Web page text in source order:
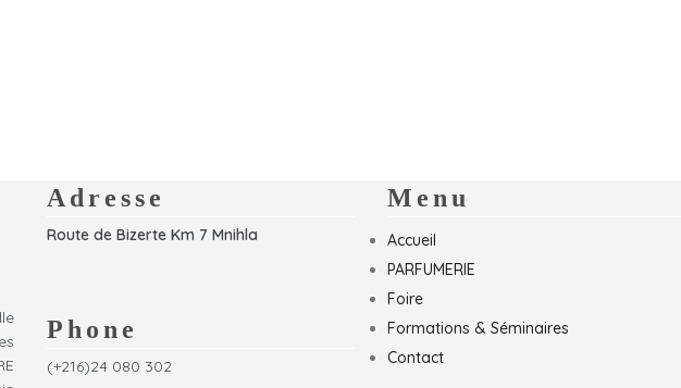
Adresse
Route de Bizerte Km 7 Mnihla
Phone
(+216)24 080 302
Menu
Accueil
PARFUMERIE
Foire
Formations & Séminaires
Contact